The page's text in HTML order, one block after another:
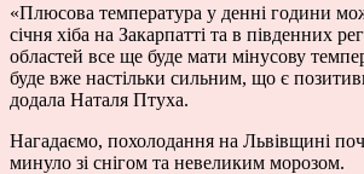
«Плюсова температура у денні години
січня хіба на Закарпатті та в південних
областей все ще буде мати мінусову
буде вже настільки сильним, що є
додала Наталя Птуха.
Нагадаємо, похолодання на Львівщині
минуло зі снігом та невеликим морозом.